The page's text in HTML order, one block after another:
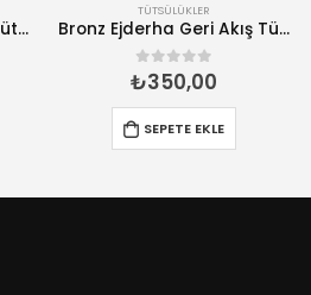
Krem Doğa Ana Konik Tütsülük – El Yapımı Tütsü Brülörü
TÜTSÜLÜKLER
Bronz Ejderha Geri Akış Tütsülük- El Yapımı Tütsü Brülörü
0 5 üzerinden
₺350,00
SEPETE EKLE